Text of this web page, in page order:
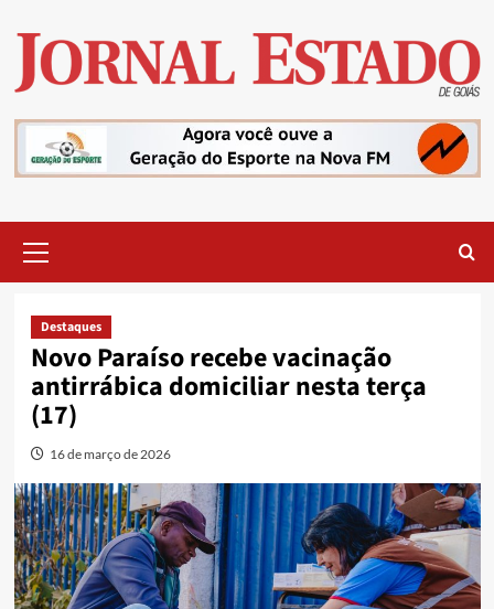
content
Menu
Destaques
Novo Paraíso recebe vacinação
antirrábica domiciliar nesta terça
(17)
16 de março de 2026